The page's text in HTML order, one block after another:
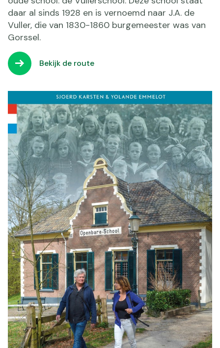
daar al sinds 1928 en is vernoemd naar J.A. de
Vuller, die van 1830-1860 burgemeester was van
Gorssel.
Bekijk de route